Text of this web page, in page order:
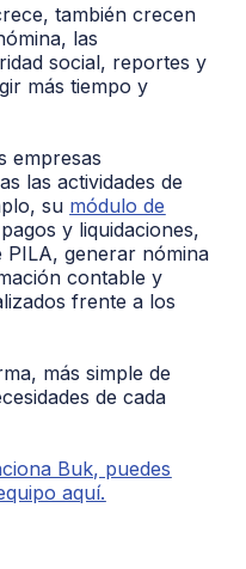
también crecen
las
social, reportes y
más tiempo y
empresas
las actividades de
su módulo de
y liquidaciones,
PILA, generar nómina
contable y
frente a los
más simple de
de cada
Buk, puedes
aquí.